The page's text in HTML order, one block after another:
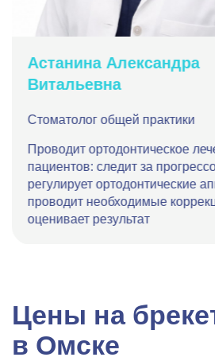
Астанина Александра
Витальевна
Стоматолог общей практики
Проводит ортодонтическое
пациентов: следит за
регулирует ортодонтические
проводит необходимые
оценивает результат
Цены на
в Омске